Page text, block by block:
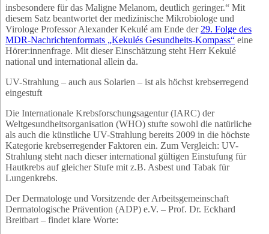
insbesondere für das Maligne Melanom, deutlich geringer.“ Mit
diesem Satz beantwortet der medizinische Mikrobiologe und
Virologe Professor Alexander Kekulé am Ende der 29. Folge des
MDR-Nachrichtenformats „Kekulés Gesundheits-Kompass“eine
Hörer:innenfrage. Mit dieser Einschätzung steht Herr Kekulé
national und international allein da.
UV-Strahlung – auch aus Solarien – ist als höchst krebserregend
eingestuft
Die Internationale Krebsforschungsagentur (IARC) der
Weltgesundheitsorganisation (WHO) stufte sowohl die natürliche
als auch die künstliche UV-Strahlung bereits 2009 in die höchste
Kategorie krebserregender Faktoren ein. Zum Vergleich: UV-
Strahlung steht nach dieser international gültigen Einstufung für
Hautkrebs auf gleicher Stufe mit z.B. Asbest und Tabak für
Lungenkrebs.
Der Dermatologe und Vorsitzende der Arbeitsgemeinschaft
Dermatologische Prävention (ADP) e.V. – Prof. Dr. Eckhard
Breitbart – findet klare Worte: